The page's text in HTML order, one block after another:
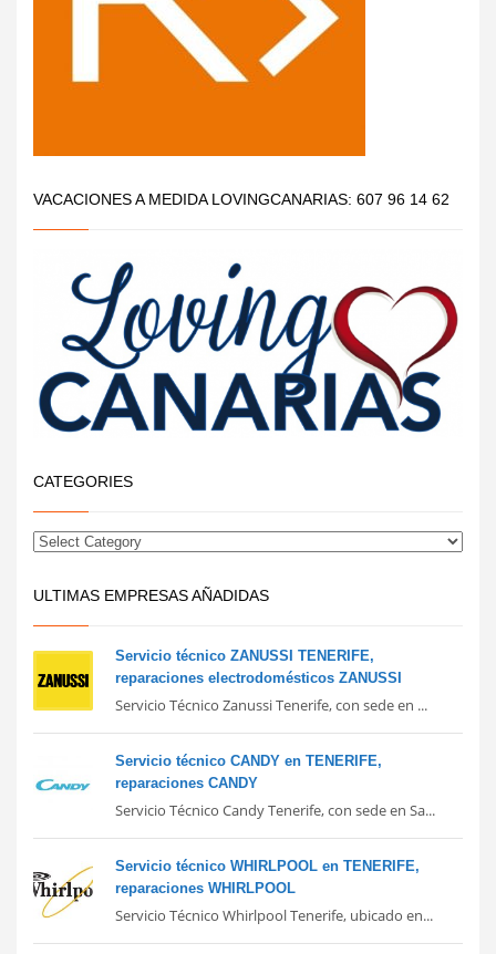
VACACIONES A MEDIDA LOVINGCANARIAS: 607 96 14 62
CATEGORIES
ULTIMAS EMPRESAS AÑADIDAS
Servicio técnico ZANUSSI TENERIFE,
reparaciones electrodomésticos ZANUSSI
Servicio Técnico Zanussi Tenerife, con sede en ...
Servicio técnico CANDY en TENERIFE,
reparaciones CANDY
Servicio Técnico Candy Tenerife, con sede en Sa...
Servicio técnico WHIRLPOOL en TENERIFE,
reparaciones WHIRLPOOL
Servicio Técnico Whirlpool Tenerife, ubicado en...